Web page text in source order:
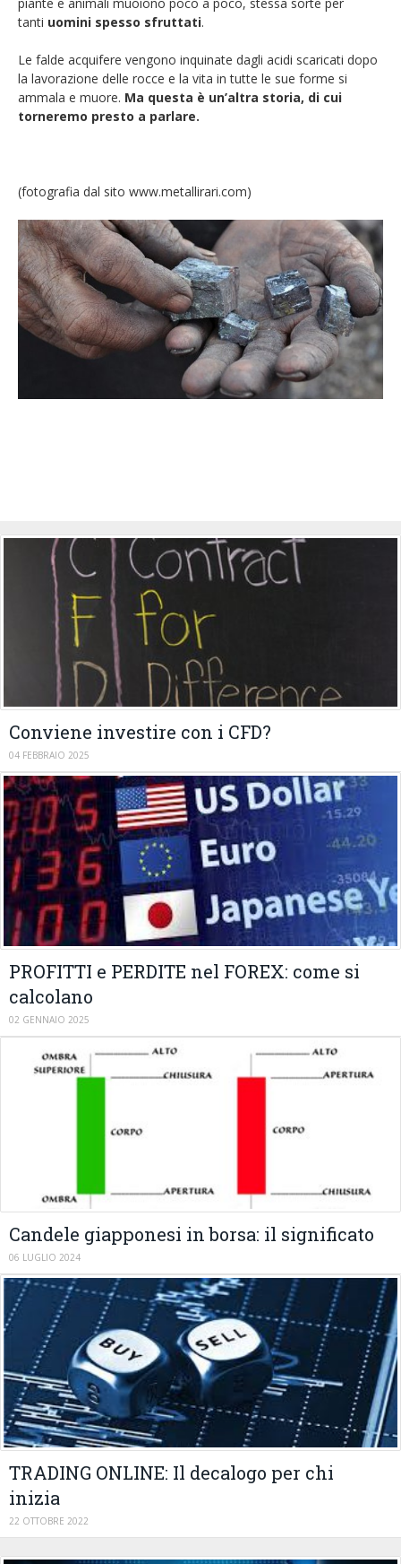
piante e animali muoiono poco a poco, stessa sorte per
tanti uomini spesso sfruttati.
Le falde acquifere vengono inquinate dagli acidi scaricati dopo
la lavorazione delle rocce e la vita in tutte le sue forme si
ammala e muore. Ma questa è un’altra storia, di cui
torneremo presto a parlare.
(fotografia dal sito www.metallirari.com)
Conviene investire con i CFD?
04 FEBBRAIO 2025
PROFITTI e PERDITE nel FOREX: come si
calcolano
02 GENNAIO 2025
Candele giapponesi in borsa: il significato
06 LUGLIO 2024
TRADING ONLINE: Il decalogo per chi
inizia
22 OTTOBRE 2022